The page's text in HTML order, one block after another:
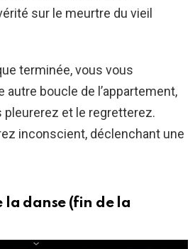
sur le meurtre du vieil
terminée, vous vous
autre boucle de l’appartement,
et le regretterez.
inconscient, déclenchant une
la danse (fin de la